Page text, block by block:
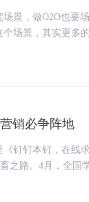
景，做O2O也要
场景，其实更多
销必争阵地
钉钉本钉，在线
之路。4月，全国